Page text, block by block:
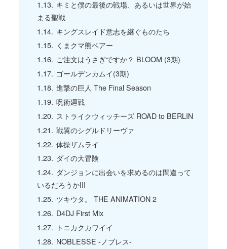
キミと僕の最後の戦場、あるいは世界が始
まる聖戦
キングスレイド意志を継ぐものたち
くまクマ熊ベアー
ご注文はうさぎですか？ BLOOM (3期)
ゴールデンカムイ(3期)
進撃の巨人 The Final Season
呪術廻戦
ストライクウィッチーズ ROAD to BERLIN
戦翼のシグルドリーヴァ
体操ザムライ
ダイの大冒険
ダンジョンに出会いを求めるのは間違って
いるだろうかIII
ツキウタ。 THE ANIMATION 2
D4DJ First Mix
トニカクカワイイ
NOBLESSE -ノブレス-